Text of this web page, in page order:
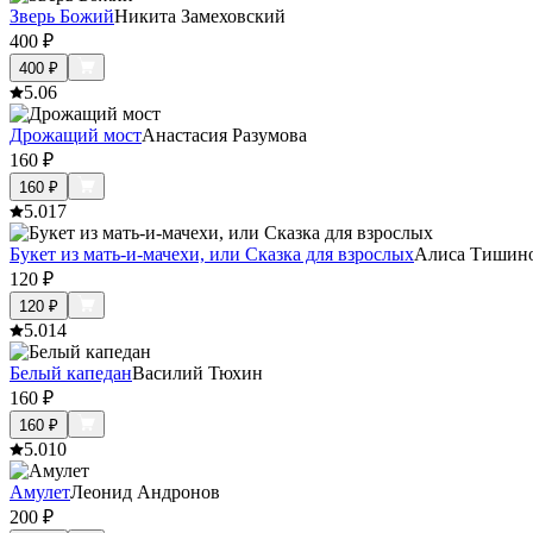
Зверь БожийНикита Замеховский
400 ₽
400 ₽
5.06
Дрожащий мостАнастасия Разумова
160 ₽
160 ₽
5.017
Букет из мать-и-мачехи, или Сказка для взрослыхАлиса
120 ₽
120 ₽
5.014
Белый капеданВасилий Тюхин
160 ₽
160 ₽
5.010
АмулетЛеонид Андронов
200 ₽